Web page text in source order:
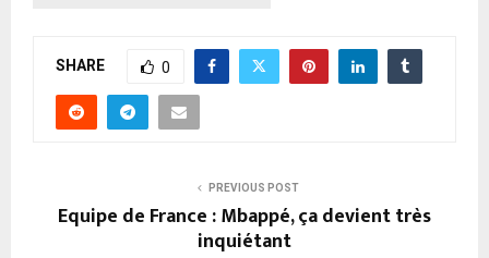
SHARE 0
PREVIOUS POST
Equipe de France : Mbappé, ça devient très
inquiétant